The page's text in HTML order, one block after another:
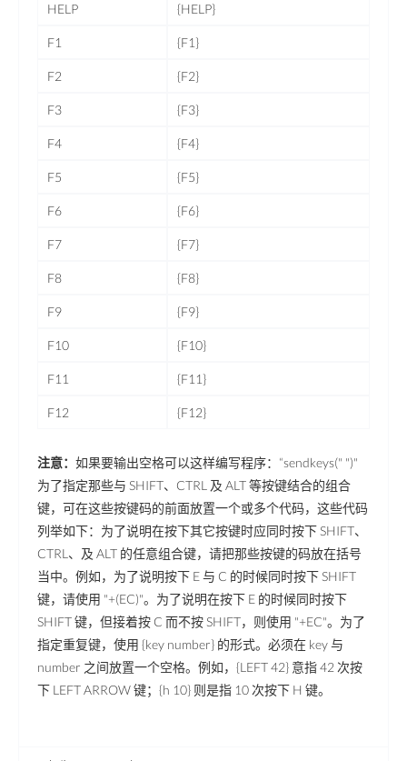
HELP {HELP}
F1 {F1}
F2 {F2}
F3 {F3}
F4 {F4}
F5 {F5}
F6 {F6}
F7 {F7}
F8 {F8}
F9 {F9}
F10 {F10}
F11 {F11}
F12 {F12}
注意： 如果要输出空格可以这样编写程序：“sendkeys(" ")"
为了指定那些与 SHIFT、CTRL 及 ALT 等按键结合的组合
键，可在这些按键码的前面放置一个或多个代码，这些代码
列举如下：为了说明在按下其它按键时应同时按下 SHIFT、
CTRL、及 ALT 的任意组合键，请把那些按键的码放在括号
当中。例如，为了说明按下 E 与 C 的时候同时按下 SHIFT
键，请使用 "+(EC)"。为了说明在按下 E 的时候同时按下
SHIFT 键，但接着按 C 而不按 SHIFT，则使用 "+EC"。为了
指定重复键，使用 {key number} 的形式。必须在 key 与
number 之间放置一个空格。例如，{LEFT 42} 意指 42 次按
下 LEFT ARROW 键；{h 10} 则是指 10 次按下 H 键。